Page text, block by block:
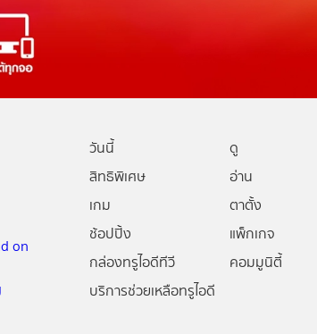
วันนี้
ดู
สิทธิพิเศษ
อ่าน
เกม
ตาตั้ง
ช้อปปิ้ง
แพ็กเกจ
กล่องทรูไอดีทีวี
คอมมูนิตี้
บริการช่วยเหลือทรูไอดี